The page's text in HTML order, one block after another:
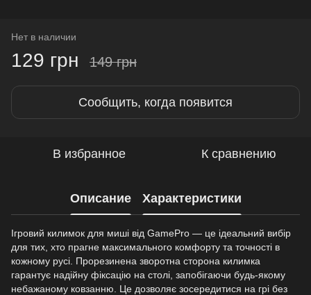
Нет в наличии
129 грн 149 грн
Сообщить, когда появится
В избранное К сравнению
Описание Характеристики
Ігровий килимок для миші від GamePro — це ідеальний вибір
для тих, хто прагне максимального комфорту та точності в
кожному русі. Прорезинена зворотна сторона килимка
гарантує надійну фіксацію на столі, запобігаючи будь-якому
небажаному ковзанню. Це дозволяє зосередитися на грі без